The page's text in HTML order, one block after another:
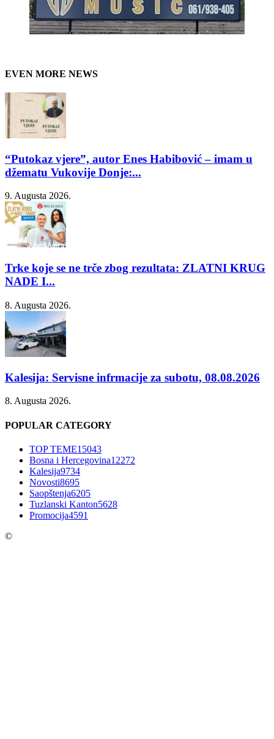
EVEN MORE NEWS
“Putokaz vjere”, autor Enes Habibović – imam u
džematu Vukovije Donje:...
9. Augusta 2026.
Trke koje se ne trče zbog rezultata: ZLATNI KRUG
NADE I...
8. Augusta 2026.
Kalesija: Servisne infrmacije za subotu, 08.08.2026
8. Augusta 2026.
POPULAR CATEGORY
TOP TEME15043
Bosna i Hercegovina12272
Kalesija9734
Novosti8695
Saopštenja6205
Tuzlanski Kanton5628
Promocija4591
©